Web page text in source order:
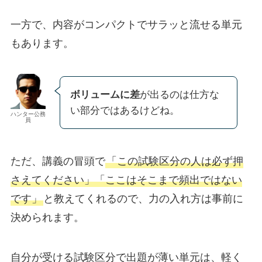
一方で、内容がコンパクトでサラッと流せる単元
もあります。
ハンター公務
員
ボリュームに差が出るのは仕方な
い部分ではあるけどね。
ただ、講義の冒頭で「この試験区分の人は必ず押
さえてください」「ここはそこまで頻出ではない
です」と教えてくれるので、力の入れ方は事前に
決められます。
自分が受ける試験区分で出題が薄い単元は、軽く